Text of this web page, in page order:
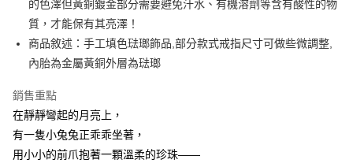
運送方式
付款後全家取貨
付款後萊爾富取貨
每筆NT$60
的色澤但黃銅鍍金部分需要避免汗水、有機溶劑等含有酸性的物
質，才能保有其亮澤！
商品敘述：手工填色琺瑯飾品,部分款式戒指尺寸可做些微調整,
內胎為金屬黃銅外層為琺瑯
銷售重點
在靜靜彎起的月亮上，
有一隻小兔兔正乖乖坐著，
用小小的前爪抱著一顆溫柔的珍珠——